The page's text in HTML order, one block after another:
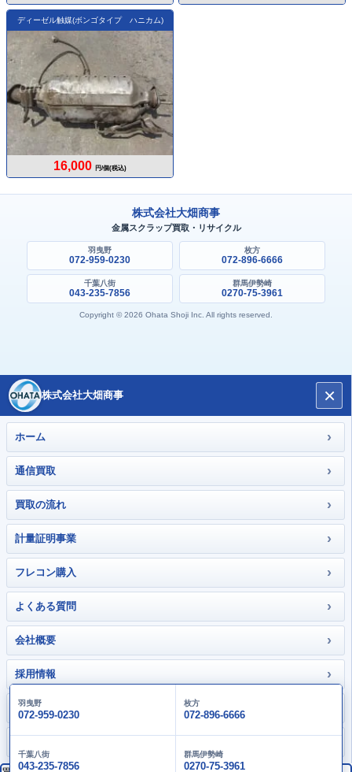
ディーゼル触媒(ボンゴタイプ ハニカム)
16,000 円/個(税込)
株式会社大畑商事
金属スクラップ買取・リサイクル
羽曳野
072-959-0230
枚方
072-896-6666
千葉八街
043-235-7856
群馬伊勢崎
0270-75-3961
Copyright © 2026 Ohata Shoji Inc. All rights reserved.
株式会社大畑商事 ×
ホーム ›
通信買取 ›
買取の流れ ›
計量証明事業 ›
フレコン購入 ›
よくある質問 ›
会社概要 ›
採用情報 ›
お問い合わせ
羽曳野
072-959-0230
枚方
072-896-6666
千葉八街
043-235-7856
群馬伊勢崎
0270-75-3961